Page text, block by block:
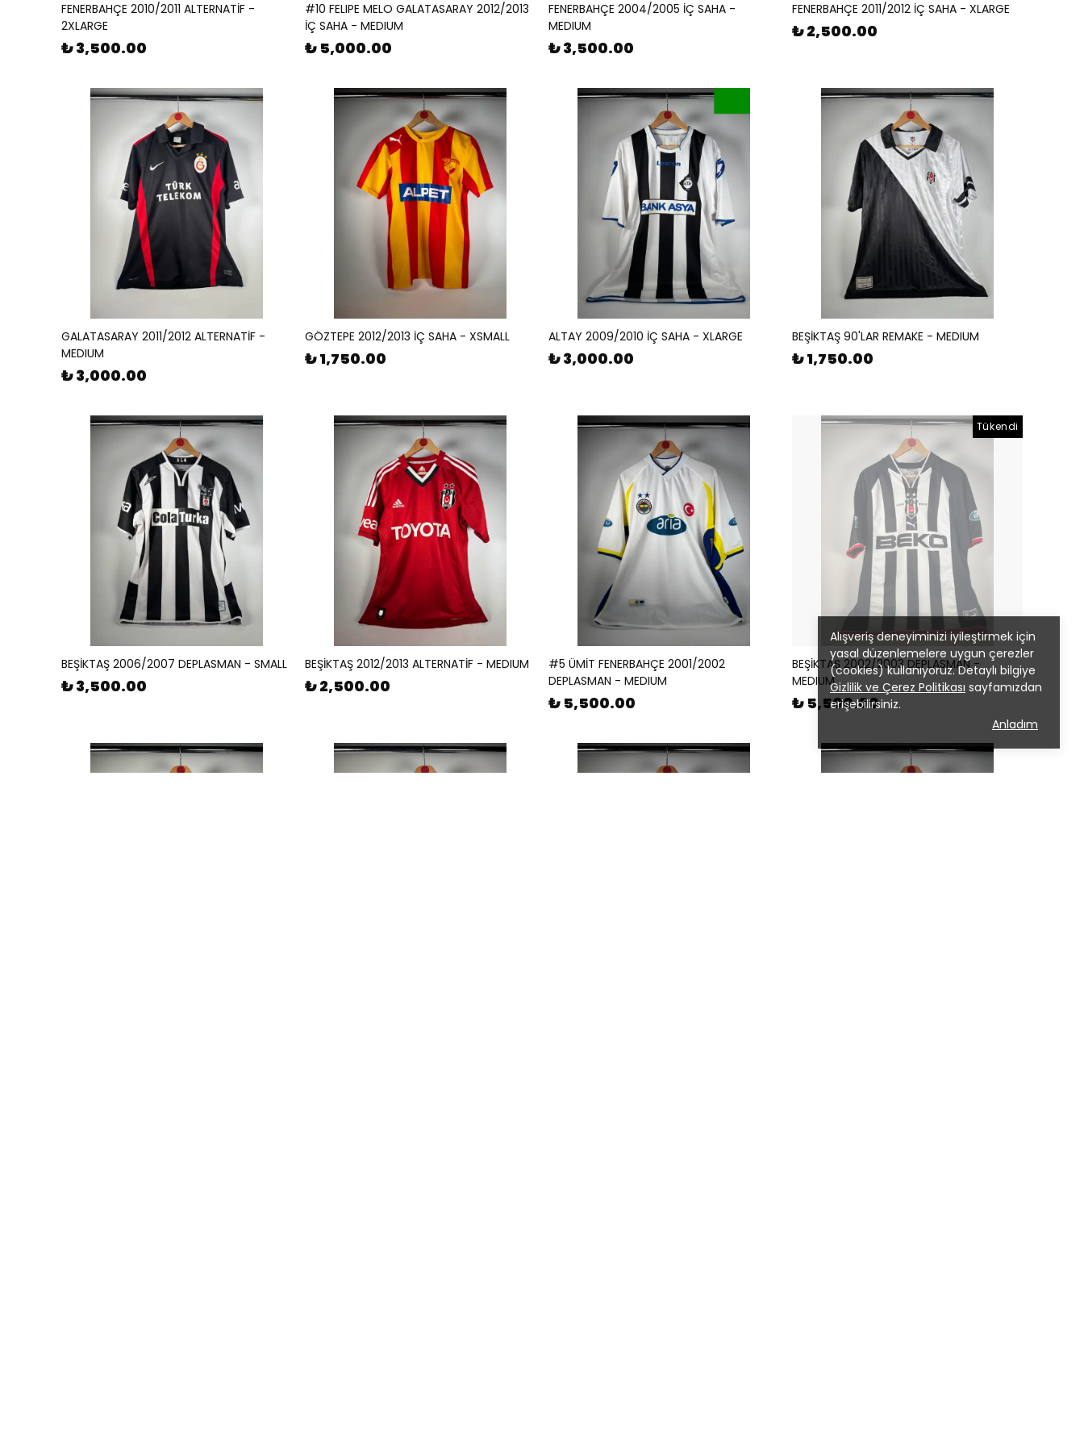
Alışveriş deneyiminizi iyileştirmek için
yasal düzenlemelere uygun çerezler
(cookies) kullanıyoruz. Detaylı bilgiye
Gizlilik ve Çerez Politikası sayfamızdan
erişebilirsiniz.
Anladım
FENERBAHÇE 2010/2011 ALTERNATİF -
2XLARGE
₺ 3,500.00
#10 FELIPE MELO GALATASARAY 2012/2013
İÇ SAHA - MEDIUM
₺ 5,000.00
FENERBAHÇE 2004/2005 İÇ SAHA -
MEDIUM
₺ 3,500.00
FENERBAHÇE 2011/2012 İÇ SAHA - XLARGE
₺ 2,500.00
GALATASARAY 2011/2012 ALTERNATİF -
MEDIUM
₺ 3,000.00
GÖZTEPE 2012/2013 İÇ SAHA - XSMALL
₺ 1,750.00
ALTAY 2009/2010 İÇ SAHA - XLARGE
₺ 3,000.00
BEŞİKTAŞ 90'LAR REMAKE - MEDIUM
₺ 1,750.00
BEŞİKTAŞ 2006/2007 DEPLASMAN - SMALL
₺ 3,500.00
BEŞİKTAŞ 2012/2013 ALTERNATİF - MEDIUM
₺ 2,500.00
#5 ÜMİT FENERBAHÇE 2001/2002
DEPLASMAN - MEDIUM
₺ 5,500.00
Tükendi
BEŞİKTAŞ 2002/2003 DEPLASMAN -
MEDIUM
₺ 5,500.00